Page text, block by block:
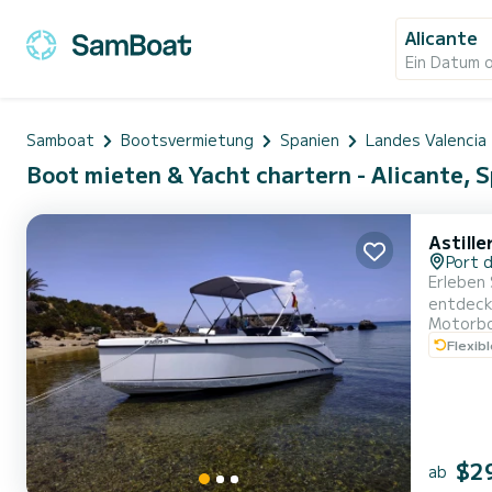
Alicante
Ein Datum
Samboat Bootsvermietung Spanien Landes Valencia
Boot mieten & Yacht chartern - Alicante,
Port
entdecken Sie
Meer und
ab